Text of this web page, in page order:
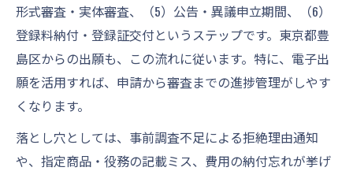
形式審査・実体審査、（5）公告・異議申立期間、（6）
登録料納付・登録証交付というステップです。東京都豊
島区からの出願も、この流れに従います。特に、電子出
願を活用すれば、申請から審査までの進捗管理がしやす
くなります。
落とし穴としては、事前調査不足による拒絶理由通知
や、指定商品・役務の記載ミス、費用の納付忘れが挙げ